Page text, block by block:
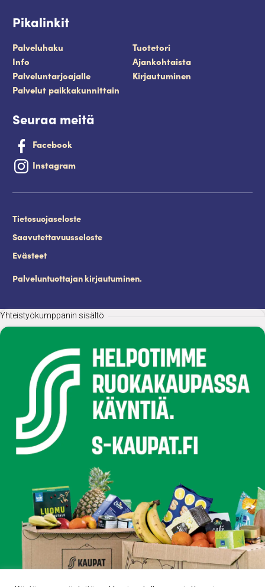
Pikalinkit
Palveluhaku
Tuotetori
Info
Ajankohtaista
Palveluntarjoajalle
Kirjautuminen
Palvelut paikkakunnittain
Seuraa meitä
Facebook
Instagram
Tietosuojaseloste
Saavutettavuusseloste
Evästeet
Palveluntuottajan kirjautuminen.
Yhteistyökumppanin sisältö